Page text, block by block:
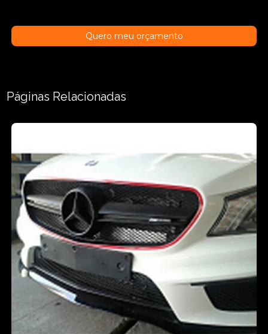
Quero meu orçamento
Páginas Relacionadas